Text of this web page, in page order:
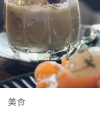
美食